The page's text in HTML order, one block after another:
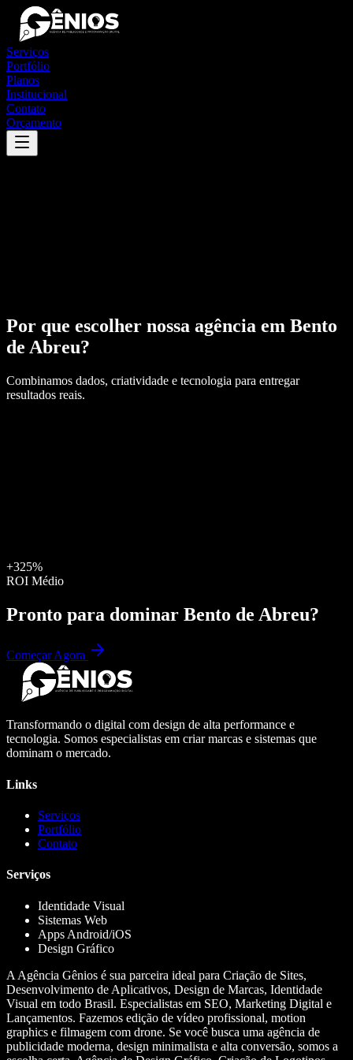
Serviços
Portfólio
Planos
Institucional
Contato
Orçamento
Por que escolher nossa agência em Bento
de Abreu?
Combinamos dados, criatividade e tecnologia para entregar
resultados reais.
+325%
ROI Médio
Pronto para dominar Bento de Abreu?
Começar Agora
Transformando o digital com design de alta performance e
tecnologia. Somos especialistas em criar marcas e sistemas que
dominam o mercado.
Links
Serviços
Portfólio
Contato
Serviços
Identidade Visual
Sistemas Web
Apps Android/iOS
Design Gráfico
A Agência Gênios é sua parceira ideal para Criação de Sites,
Desenvolvimento de Aplicativos, Design de Marcas, Identidade
Visual em todo Brasil. Especialistas em SEO, Marketing Digital e
Lançamentos. Fazemos edição de vídeo profissional, motion
graphics e filmagem com drone. Se você busca uma agência de
publicidade moderna, design minimalista e alta conversão, somos a